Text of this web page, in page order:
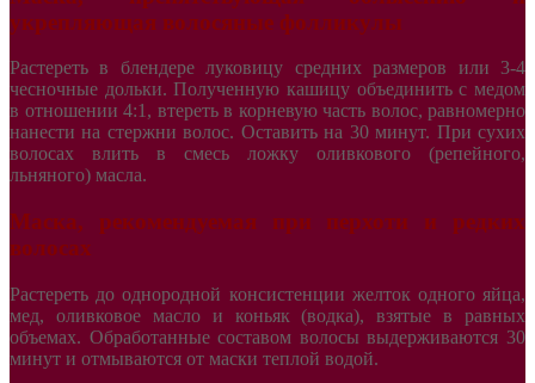
укрепляющая волосяные фолликулы
Растереть в блендере луковицу средних размеров или 3-4
чесночные дольки. Полученную кашицу объединить с медом
в отношении 4:1, втереть в корневую часть волос, равномерно
нанести на стержни волос. Оставить на 30 минут. При сухих
волосах влить в смесь ложку оливкового (репейного,
льняного) масла.
Маска, рекомендуемая при перхоти и редких
волосах
Растереть до однородной консистенции желток одного яйца,
мед, оливковое масло и коньяк (водка), взятые в равных
объемах. Обработанные составом волосы выдерживаются 30
минут и отмываются от маски теплой водой.